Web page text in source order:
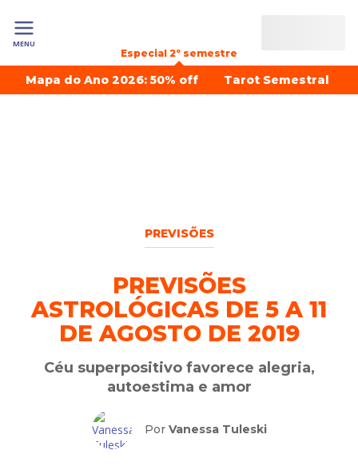
MENU
Especial 2º semestre
Mapa do Ano 2026: 50% off Tarot Semestral
PREVISÕES
PREVISÕES
ASTROLÓGICAS DE 5 A 11
DE AGOSTO DE 2019
Céu superpositivo favorece alegria,
autoestima e amor
Por Vanessa Tuleski